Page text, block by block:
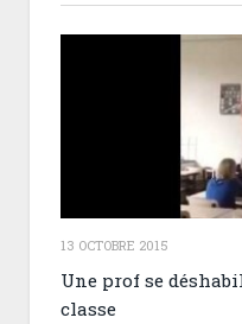
13 OCTOBRE 2015
Une prof se
classe